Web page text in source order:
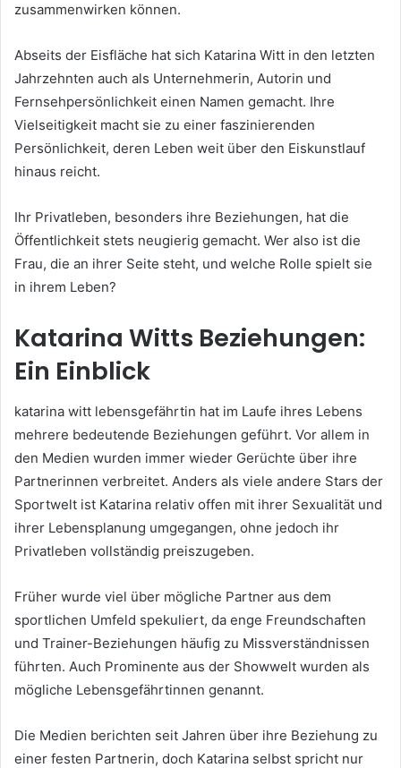
zusammenwirken können.
Abseits der Eisfläche hat sich Katarina Witt in den letzten
Jahrzehnten auch als Unternehmerin, Autorin und
Fernsehpersönlichkeit einen Namen gemacht. Ihre
Vielseitigkeit macht sie zu einer faszinierenden
Persönlichkeit, deren Leben weit über den Eiskunstlauf
hinaus reicht.
Ihr Privatleben, besonders ihre Beziehungen, hat die
Öffentlichkeit stets neugierig gemacht. Wer also ist die
Frau, die an ihrer Seite steht, und welche Rolle spielt sie
in ihrem Leben?
Katarina Witts Beziehungen:
Ein Einblick
katarina witt lebensgefährtin hat im Laufe ihres Lebens
mehrere bedeutende Beziehungen geführt. Vor allem in
den Medien wurden immer wieder Gerüchte über ihre
Partnerinnen verbreitet. Anders als viele andere Stars der
Sportwelt ist Katarina relativ offen mit ihrer Sexualität und
ihrer Lebensplanung umgegangen, ohne jedoch ihr
Privatleben vollständig preiszugeben.
Früher wurde viel über mögliche Partner aus dem
sportlichen Umfeld spekuliert, da enge Freundschaften
und Trainer-Beziehungen häufig zu Missverständnissen
führten. Auch Prominente aus der Showwelt wurden als
mögliche Lebensgefährtinnen genannt.
Die Medien berichten seit Jahren über ihre Beziehung zu
einer festen Partnerin, doch Katarina selbst spricht nur